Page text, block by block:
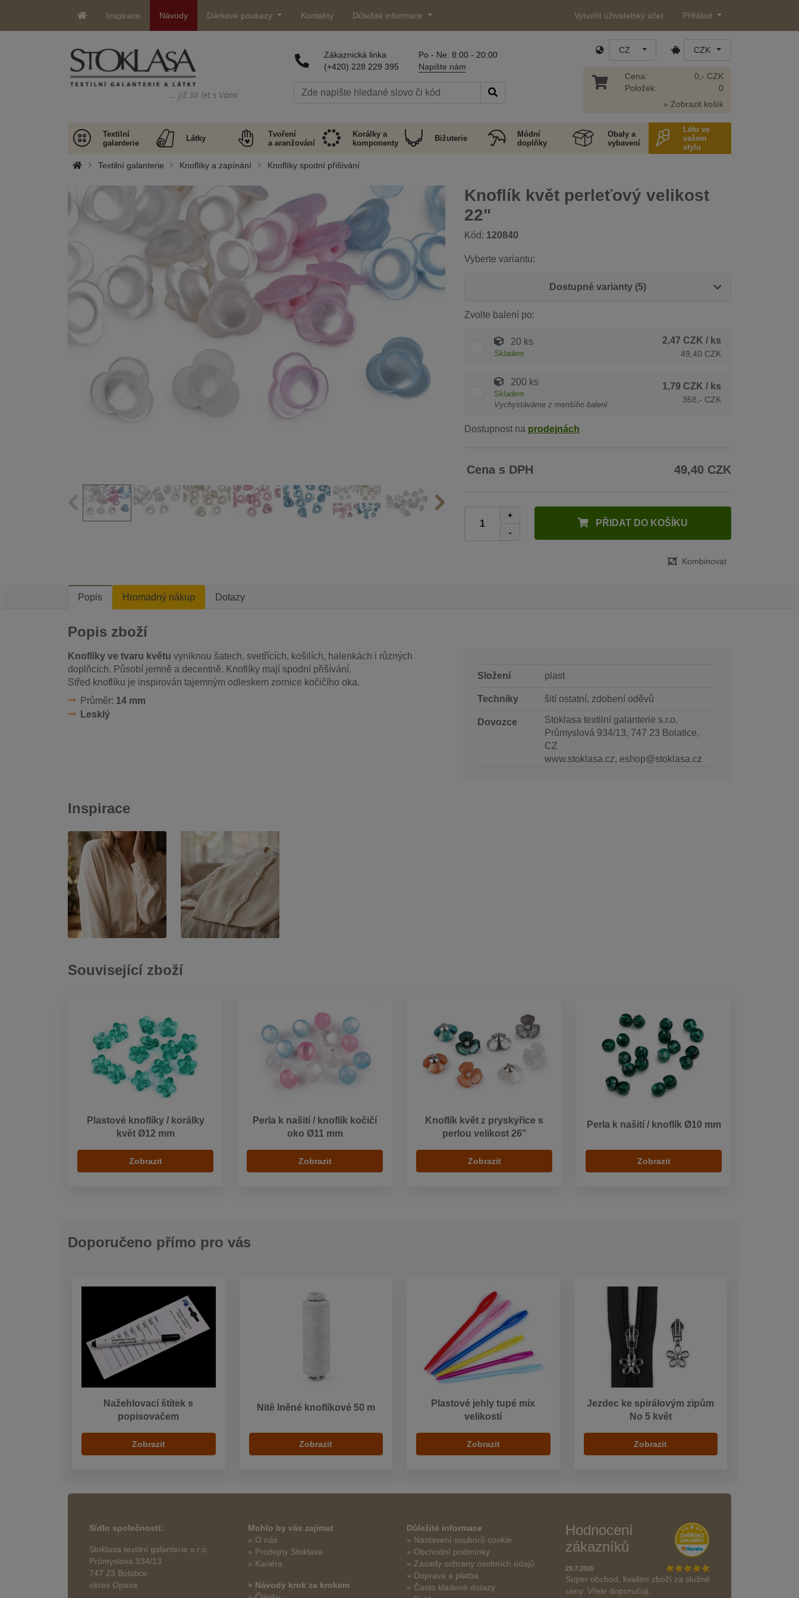
Inspirace Návody Dárkové poukazy Kontakty Důležité informace Vytvořit uživatelský účet Přihlásit
… již 36 let s Vámi
Zákaznická linka
(+420) 228 229 395
Po - Ne: 8:00 - 20:00
Napište nám
CZ CZK
Cena:
Položek:
0,- CZK
0
» Zobrazit košík
Textilní
galanterie
Látky
Tvoření
a aranžování
Korálky a
komponenty
Bižuterie
Módní
doplňky
Obaly a
vybavení
Léto ve
vašem
stylu
Textilní galanterie Knoflíky a zapínání Knoflíky spodní přišívání
Knoflík květ perleťový velikost
22"
Kód: 120840
Vyberte variantu:
Dostupné varianty (5)
Zvolte balení po:
20 ks
Skladem
2,47 CZK / ks
49,40 CZK
200 ks
Skladem
Vychystáváme z menšího balení
1,79 CZK / ks
358,- CZK
Dostupnost na prodejnách
Cena s DPH 49,40 CZK
+
-
PŘIDAT DO KOŠÍKU
Kombinovat
Popis Hromadný nákup Dotazy
Popis zboží
Knoflíky ve tvaru květu vyniknou šatech, svetřících, košilích, halenkách i různých
doplňcích. Působí jemně a decentně. Knoflíky mají spodní přišívání.
Střed knoflíku je inspirován tajemným odleskem zornice kočičího oka.
Průměr: 14 mm
Lesklý
Složení plast
Techniky šití ostatní, zdobení oděvů
Dovozce
Stoklasa textilní galanterie s.r.o.
Průmyslová 934/13, 747 23 Bolatice,
CZ
www.stoklasa.cz, eshop@stoklasa.cz
Inspirace
Související zboží
Plastové knoflíky / korálky
květ Ø12 mm
Zobrazit
Perla k našití / knoflík kočičí
oko Ø11 mm
Zobrazit
Knoflík květ z pryskyřice s
perlou velikost 26"
Zobrazit
Perla k našití / knoflík Ø10 mm
Zobrazit
Doporučeno přímo pro vás
Nažehlovací štítek s
popisovačem
Zobrazit
Nitě lněné knoflíkové 50 m
Zobrazit
Plastové jehly tupé mix
velikostí
Zobrazit
Jezdec ke spirálovým zipům
No 5 květ
Zobrazit
Sídlo společnosti:
Stoklasa textilní galanterie s.r.o.
Průmyslová 934/13
747 23 Bolatice
okres Opava
Mohlo by vás zajímat
» O nás
» Prodejny Stoklasa
» Kariéra
» Návody krok za krokem
Důležité informace
» Nastavení souborů cookie
» Obchodní podmínky
» Zásady ochrany osobních údajů
» Doprava a platba
» Často kladené dotazy
Hodnocení
zákazníků
29.7.2026
Super obchod, kvalitní zboží za slušné
ceny. Vřele doporučuji.